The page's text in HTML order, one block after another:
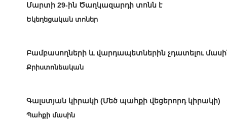
Մարտի 29-ին Ծաղկազարդի տոնն է
Եկեղեցական տոներ
Բամբասողների և վարդապետներին չդատելու
Քրիստոնեական
Գալստյան կիրակի (Մեծ պահքի վեցերորդ կիրակի)
Պահքի մասին